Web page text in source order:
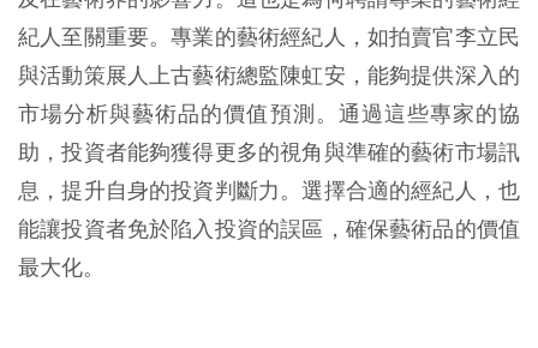
紀人至關重要。專業的藝術經紀人，如拍賣官李立民
與活動策展人上古藝術總監陳虹安，能夠提供深入的
市場分析與藝術品的價值預測。通過這些專家的協
助，投資者能夠獲得更多的視角與準確的藝術市場訊
息，提升自身的投資判斷力。選擇合適的經紀人，也
能讓投資者免於陷入投資的誤區，確保藝術品的價值
最大化。